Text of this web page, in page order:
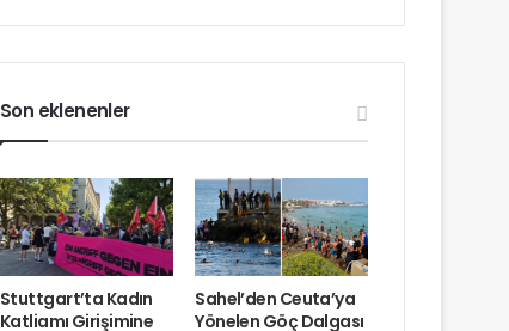
Son eklenenler
Stuttgart’ta Kadın
Katliamı Girişimine
Sahel’den Ceuta’ya
Yönelen Göç Dalgası